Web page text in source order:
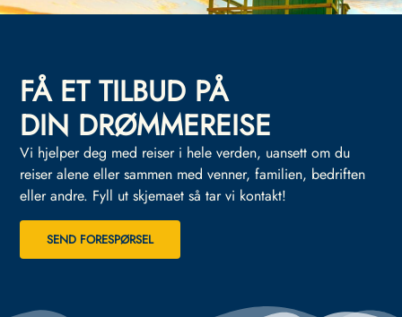
FÅ ET TILBUD PÅ
DIN DRØMMEREISE
Vi hjelper deg med reiser i hele verden, uansett om du
reiser alene eller sammen med venner, familien, bedriften
eller andre. Fyll ut skjemaet så tar vi kontakt!
SEND FORESPØRSEL